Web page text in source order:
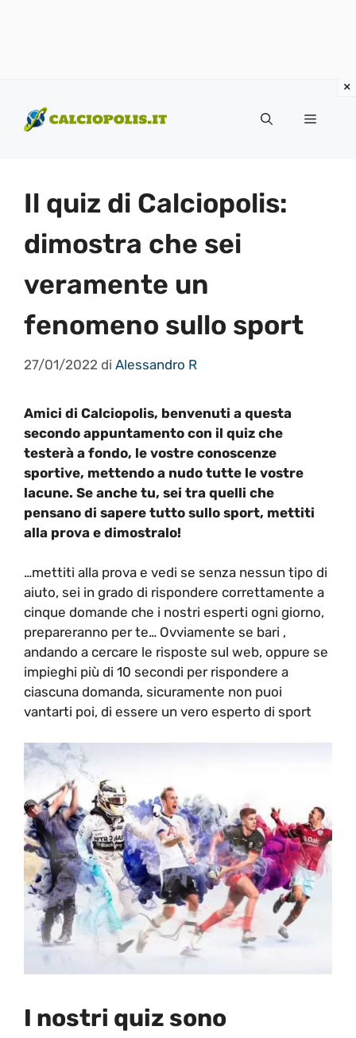
contenuto
Menu
Il quiz di Calciopolis:
dimostra che sei
veramente un
fenomeno sullo sport
27/01/2022 di Alessandro R
Amici di Calciopolis, benvenuti a questa
secondo appuntamento con il quiz che
testerà a fondo, le vostre conoscenze
sportive, mettendo a nudo tutte le vostre
lacune. Se anche tu, sei tra quelli che
pensano di sapere tutto sullo sport, mettiti
alla prova e dimostralo!
…mettiti alla prova e vedi se senza nessun tipo di
aiuto, sei in grado di rispondere correttamente a
cinque domande che i nostri esperti ogni giorno,
prepareranno per te… Ovviamente se bari ,
andando a cercare le risposte sul web, oppure se
impieghi più di 10 secondi per rispondere a
ciascuna domanda, sicuramente non puoi
vantarti poi, di essere un vero esperto di sport
I nostri quiz sono